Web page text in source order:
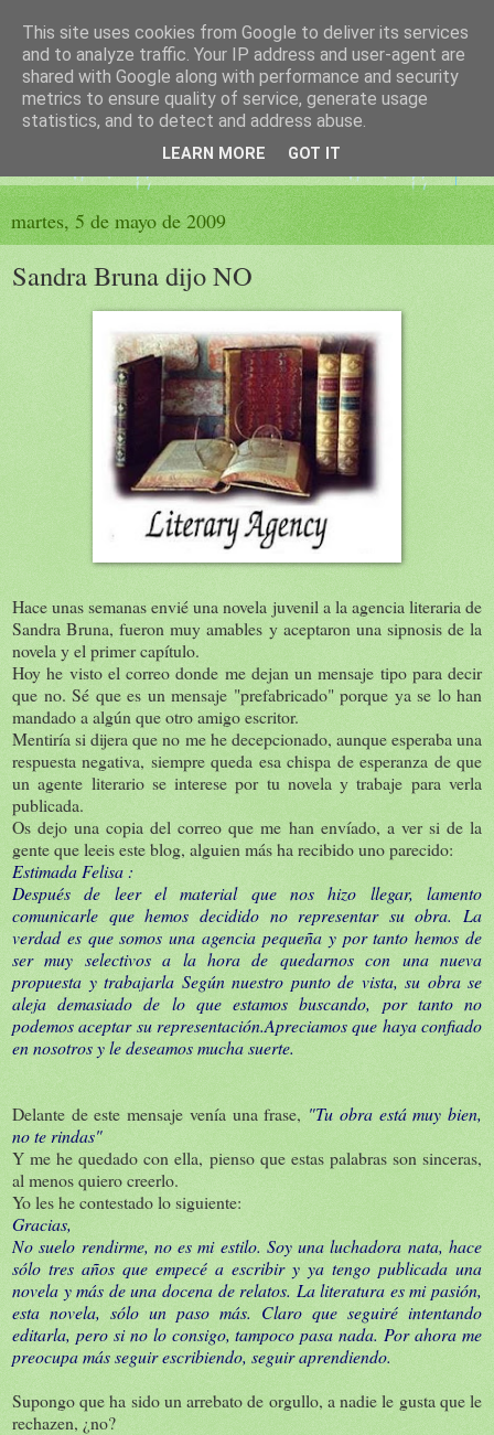
El sueño de las palabras
PÁGINA LITERARIA DE FELISA MORENO
martes, 5 de mayo de 2009
Sandra Bruna dijo NO
Hace unas semanas envié una novela juvenil a la agencia literaria de
Sandra Bruna, fueron muy amables y aceptaron una sipnosis de la
novela y el primer capítulo.
Hoy he visto el correo donde me dejan un mensaje tipo para decir
que no. Sé que es un mensaje "prefabricado" porque ya se lo han
mandado a algún que otro amigo escritor.
Mentiría si dijera que no me he decepcionado, aunque esperaba una
respuesta negativa, siempre queda esa chispa de esperanza de que
un agente literario se interese por tu novela y trabaje para verla
publicada.
Os dejo una copia del correo que me han envíado, a ver si de la
gente que leeis este blog, alguien más ha recibido uno parecido:
Estimada Felisa :
Después de leer el material que nos hizo llegar, lamento
comunicarle que hemos decidido no representar su obra. La
verdad es que somos una agencia pequeña y por tanto hemos de
ser muy selectivos a la hora de quedarnos con una nueva
propuesta y trabajarla Según nuestro punto de vista, su obra se
aleja demasiado de lo que estamos buscando, por tanto no
podemos aceptar su representación.Apreciamos que haya confiado
en nosotros y le deseamos mucha suerte.
Delante de este mensaje venía una frase, "Tu obra está muy bien,
no te rindas"
Y me he quedado con ella, pienso que estas palabras son sinceras,
al menos quiero creerlo.
Yo les he contestado lo siguiente:
Gracias,
No suelo rendirme, no es mi estilo. Soy una luchadora nata, hace
sólo tres años que empecé a escribir y ya tengo publicada una
novela y más de una docena de relatos. La literatura es mi pasión,
esta novela, sólo un paso más. Claro que seguiré intentando
editarla, pero si no lo consigo, tampoco pasa nada. Por ahora me
preocupa más seguir escribiendo, seguir aprendiendo.
Supongo que ha sido un arrebato de orgullo, a nadie le gusta que le
rechazen, ¿no?
This site uses cookies from Google to deliver its services
and to analyze traffic. Your IP address and user-agent are
shared with Google along with performance and security
metrics to ensure quality of service, generate usage
statistics, and to detect and address abuse.
LEARN MORE GOT IT